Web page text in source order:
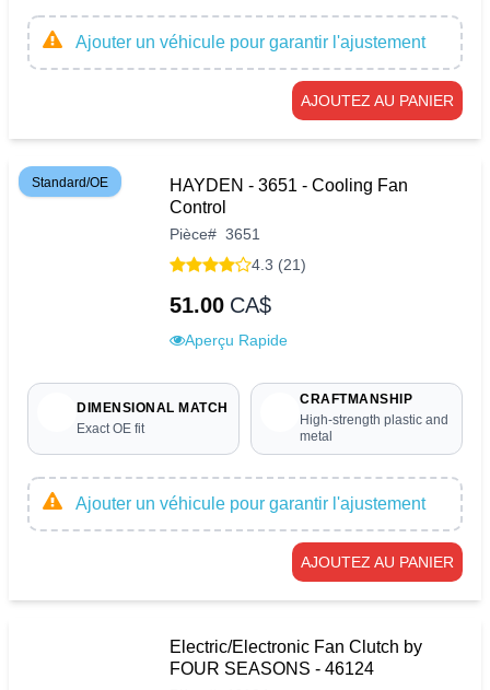
Ajouter un véhicule pour garantir l'ajustement
AJOUTEZ AU PANIER
Standard/OE
HAYDEN - 3651 - Cooling Fan
Control
Pièce# 3651
4.3 (21)
51.00 CA$
Aperçu Rapide
DIMENSIONAL MATCH
Exact OE fit
CRAFTMANSHIP
High-strength plastic and
metal
Ajouter un véhicule pour garantir l'ajustement
AJOUTEZ AU PANIER
Electric/Electronic Fan Clutch by
FOUR SEASONS - 46124